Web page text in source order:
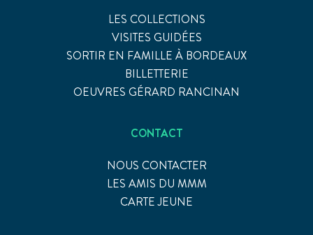
LES COLLECTIONS
VISITES GUIDÉES
SORTIR EN FAMILLE À BORDEAUX
BILLETTERIE
OEUVRES GÉRARD RANCINAN
CONTACT
NOUS CONTACTER
LES AMIS DU MMM
CARTE JEUNE